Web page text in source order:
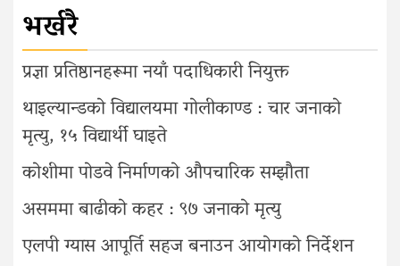
भर्खरै
प्रज्ञा प्रतिष्ठानहरूमा नयाँ पदाधिकारी नियुक्त
थाइल्यान्डको विद्यालयमा गोलीकाण्ड : चार जनाको
मृत्यु, १५ विद्यार्थी घाइते
कोशीमा पोडवे निर्माणको औपचारिक सम्झौता
असममा बाढीको कहर : ९७ जनाको मृत्यु
एलपी ग्यास आपूर्ति सहज बनाउन आयोगको निर्देशन